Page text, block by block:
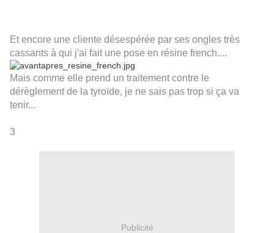
Et encore une cliente désespérée par ses ongles très
cassants à qui j'ai fait une pose en résine french....
Mais comme elle prend un traitement contre le
dérèglement de la tyroïde, je ne sais pas trop si ça va
tenir...
3
Publicité